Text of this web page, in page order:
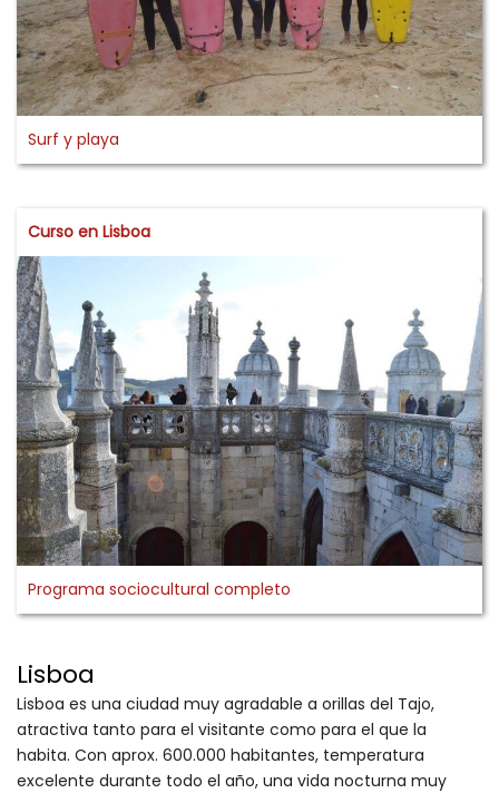
Surf y playa
Curso en Lisboa
Programa sociocultural completo
Lisboa
Lisboa es una ciudad muy agradable a orillas del Tajo,
atractiva tanto para el visitante como para el que la
habita. Con aprox. 600.000 habitantes, temperatura
excelente durante todo el año, una vida nocturna muy